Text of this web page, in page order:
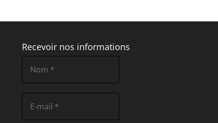
Recevoir nos informations